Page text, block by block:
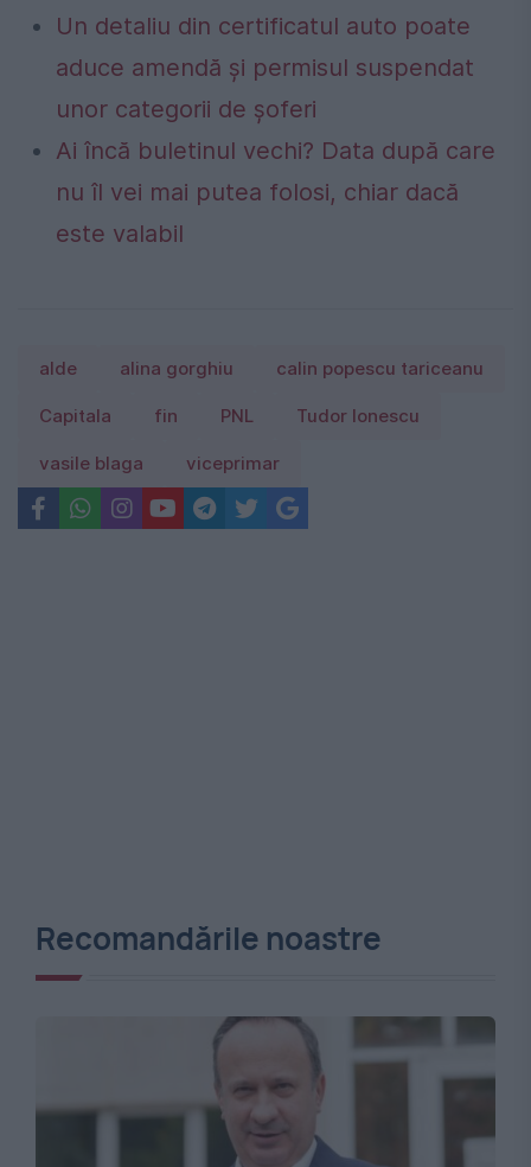
Un detaliu din certificatul auto poate
aduce amendă și permisul suspendat
unor categorii de șoferi
Ai încă buletinul vechi? Data după care
nu îl vei mai putea folosi, chiar dacă
este valabil
alde alina gorghiu calin popescu tariceanu
Capitala fin PNL Tudor Ionescu
vasile blaga viceprimar
Recomandările noastre